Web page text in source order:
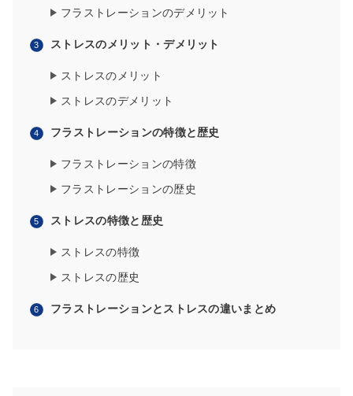
フラストレーションのデメリット
ストレスのメリット・デメリット
ストレスのメリット
ストレスのデメリット
フラストレーションの特徴と歴史
フラストレーションの特徴
フラストレーションの歴史
ストレスの特徴と歴史
ストレスの特徴
ストレスの歴史
フラストレーションとストレスの違いまとめ